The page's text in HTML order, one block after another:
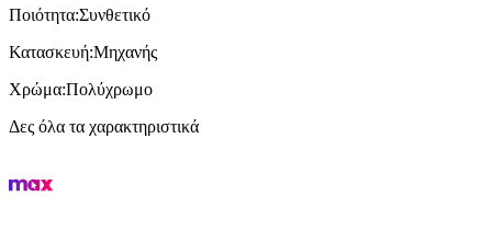
Ποιότητα:Συνθετικό
Κατασκευή:Μηχανής
Χρώμα:Πολύχρωμο
Δες όλα τα χαρακτηριστικά